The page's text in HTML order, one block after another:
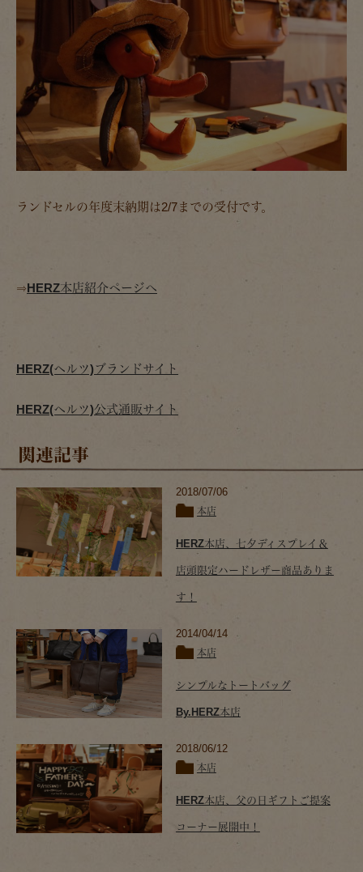
ランドセルの年度末納期は2/7までの受付です。
⇒HERZ本店紹介ページへ
HERZ(ヘルツ)ブランドサイト
HERZ(ヘルツ)公式通販サイト
関連記事
2018/07/06
本店
HERZ本店、七夕ディスプレイ＆
店頭限定ハードレザー商品ありま
す！
2014/04/14
本店
シンプルなトートバッグ
By.HERZ本店
2018/06/12
本店
HERZ本店、父の日ギフトご提案
コーナー展開中！